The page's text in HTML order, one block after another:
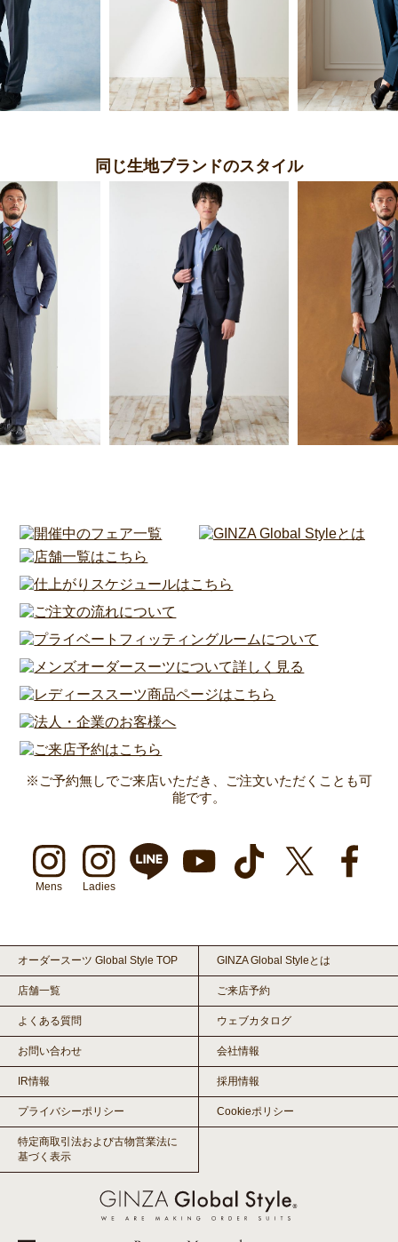
同じ生地ブランドのスタイル
※ご予約無しでご来店いただき、ご注文いただくことも可
能です。
Mens Ladies
オーダースーツ Global Style TOP GINZA Global Styleとは
店舗一覧 ご来店予約
よくある質問 ウェブカタログ
お問い合わせ 会社情報
IR情報 採用情報
プライバシーポリシー Cookieポリシー
特定商取引法および古物営業法に
基づく表示